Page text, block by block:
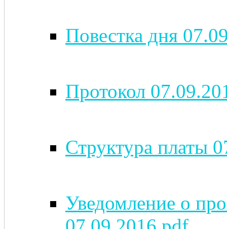
Повестка дня
Протокол
Структура платы
Уведомление о